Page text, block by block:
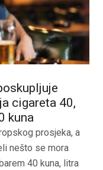
cigareta 40,
kuna
prosjeka, a
nešto se mora
40 kuna, litra